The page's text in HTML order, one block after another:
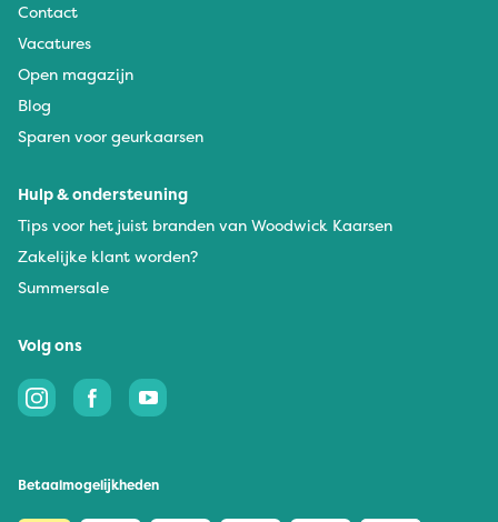
Contact
Vacatures
Open magazijn
Blog
Sparen voor geurkaarsen
Hulp & ondersteuning
Tips voor het juist branden van Woodwick Kaarsen
Zakelijke klant worden?
Summersale
Volg ons
Betaalmogelijkheden